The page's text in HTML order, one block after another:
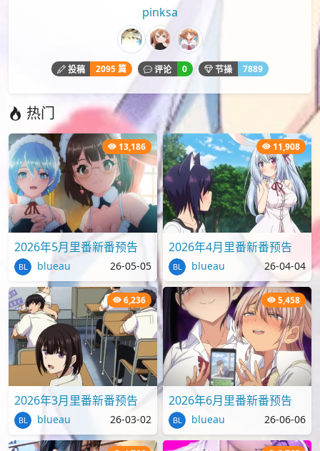
pinksa
投稿 2095 篇 评论 0 节操 7889
热门
13,186
2026年5月里番新番预告
blueau 26-05-05
11,908
2026年4月里番新番预告
blueau 26-04-04
6,236
2026年3月里番新番预告
blueau 26-03-02
5,458
2026年6月里番新番预告
blueau 26-06-06